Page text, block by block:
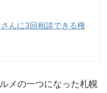
んに3回相談できる権
メの一つになった札幌